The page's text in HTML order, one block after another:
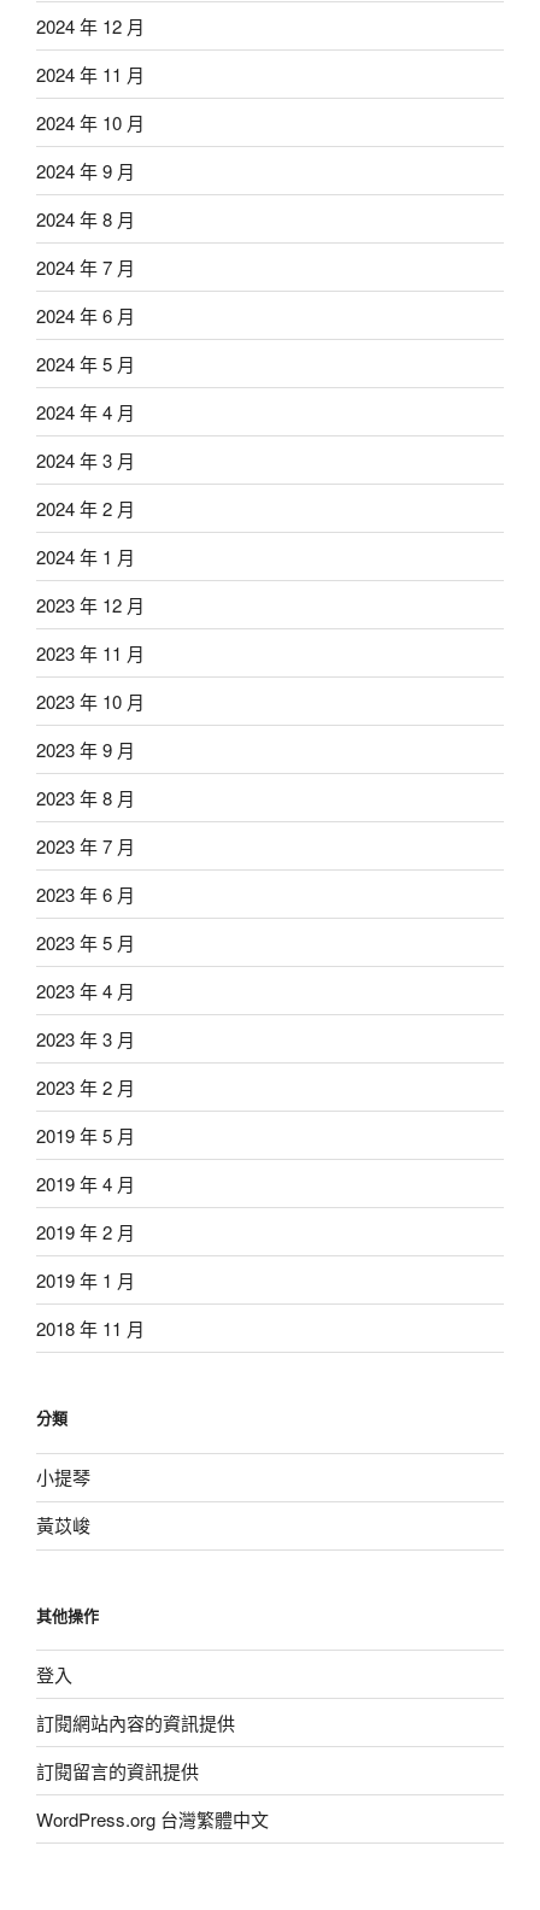
2024 年 12 月
2024 年 11 月
2024 年 10 月
2024 年 9 月
2024 年 8 月
2024 年 7 月
2024 年 6 月
2024 年 5 月
2024 年 4 月
2024 年 3 月
2024 年 2 月
2024 年 1 月
2023 年 12 月
2023 年 11 月
2023 年 10 月
2023 年 9 月
2023 年 8 月
2023 年 7 月
2023 年 6 月
2023 年 5 月
2023 年 4 月
2023 年 3 月
2023 年 2 月
2019 年 5 月
2019 年 4 月
2019 年 2 月
2019 年 1 月
2018 年 11 月
分類
小提琴
黃苡峻
其他操作
登入
訂閱網站內容的資訊提供
訂閱留言的資訊提供
WordPress.org 台灣繁體中文